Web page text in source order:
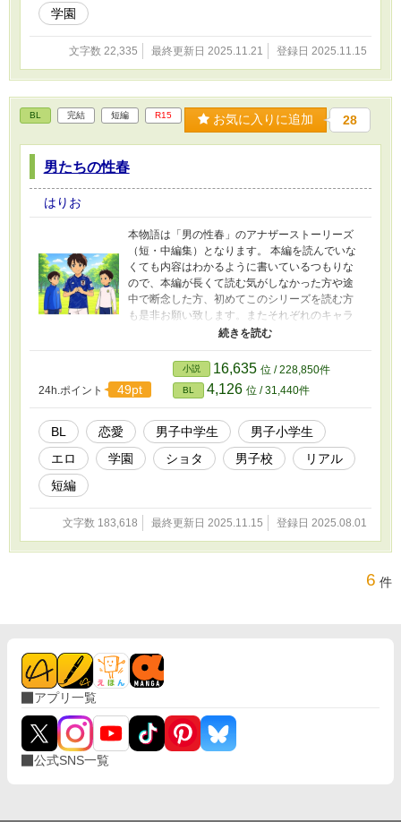
学園
文字数 22,335 最終更新日 2025.11.21 登録日 2025.11.15
BL 完結 短編 R15 お気に入りに追加 28
男たちの性春
はりお
本物語は「男の性春」のアナザーストーリーズ
（短・中編集）となります。 本編を読んでいな
くても内容はわかるように書いているつもりな
ので、本編が長くて読む気がしなかった方や途
中で断念した方、初めてこのシリーズを読む方
も是非お願い致します。またそれぞれのキャラ
の話は独立していますので、あらすじなどを見
す。 ↓内容紹介 成績優秀、スポーツ万能、整っ
た顔立ちでありながら、同性に性的な感情を抱
いてしまうことに苦悩する少年壮太の周りの何
人かのキャラクターに視点に変え、それぞれの
思春期特有の性に関する感情を描いていきま
す。本編同様、性的なおふざけ、絡みなどの描
写が多く、卑猥な表現もありますのでご容赦く
いです。性別やセクシャリティなど問わずお願
いします！ ※続編も現在書いていますが、書き
やすいこの短編集を先に出すことにしました。
本編読んでくださった方は被る内容もあります
24h.ポイント 49pt
小説 16,635 位 / 228,850件
BL 4,126 位 / 31,440件
BL 恋愛 男子中学生
男子小学生
エロ
学園 ショタ 男子校
リアル
短編
文字数 183,618 最終更新日 2025.11.15 登録日 2025.08.01
6 件
アプリ一覧
公式SNS一覧